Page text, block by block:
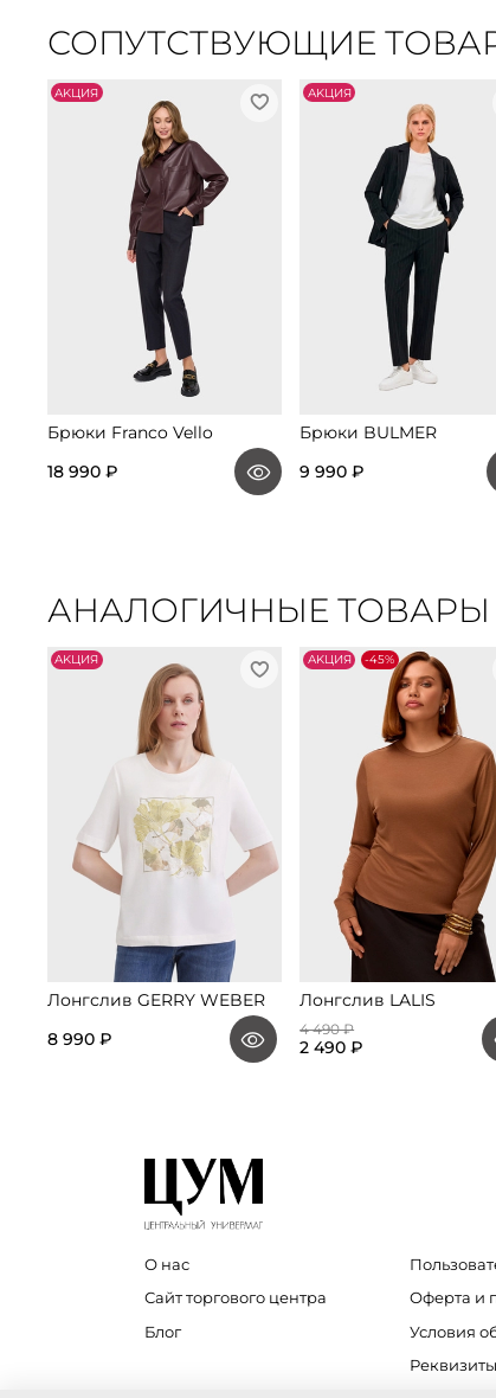
СОПУТСТВУЮЩИЕ
АKЦИЯ
Брюки Franco Vello
18 990 ₽
АKЦИЯ
Брюки BULMER
9 990 ₽
АНАЛОГИЧНЫЕ ТОВАРЫ
АKЦИЯ
Лонгслив GERRY WEBER
8 990 ₽
АKЦИЯ -45%
Лонгслив LALIS
4 490 ₽
2 490 ₽
О нас
Сайт торгового центра
Блог
Оферта и
Условия
Реквизиты